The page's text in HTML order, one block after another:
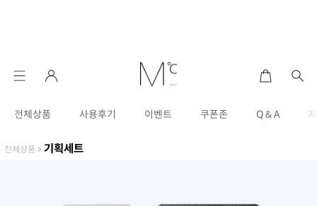
전체상품 사용후기 이벤트 쿠폰존 Q & A
전체상품 > 기획세트